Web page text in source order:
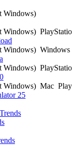
Windows)
Windows)
Windows)
Windows)
Windows) Mac
25